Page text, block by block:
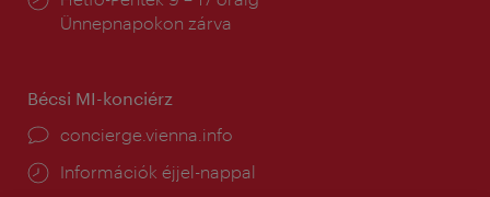
tartás:
Ünnepnapokon zárva
Bécsi MI-konciérz
concierge.vienna.info
Információk éjjel-nappal